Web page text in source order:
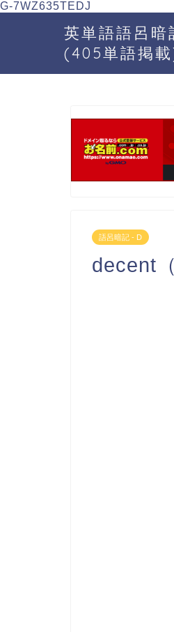
G-7WZ635TEDJ
英単語語呂暗
(405単語掲
語呂暗記 - D
decent